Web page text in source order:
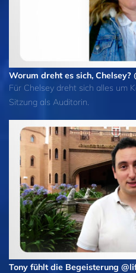
Worum dreht es sich, Chelsey?
Für Chelsey dreht sich alles um
Sitzung als Auditorin.
Tony fühlt die Begeisterung